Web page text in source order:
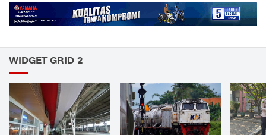
WIDGET GRID 2